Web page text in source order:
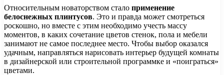
Относительным новаторством стало применение
белоснежных плинтусов. Это и правда может смотреться
роскошно, но вместе с этим необходимо учесть массу
моментов, в каких сочетание цветов стенок, пола и мебели
занимают не самое последнее место. Чтобы выбор оказался
удачным, направляться нарисовать интерьер будущей комнаты
в дизайнерской или строительной программке и «поиграться»
цветами.